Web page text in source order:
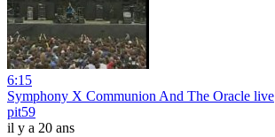
6:15
Symphony X Communion And The Oracle live
pit59
il y a 20 ans